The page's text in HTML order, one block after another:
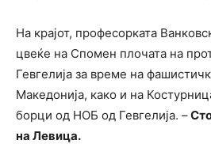
На крајот, професорката
цвеќе на Спомен плочата на
Гевгелија за време на
Македонија, како и на
борци од НОБ од Гевгелија. –
на Левица.